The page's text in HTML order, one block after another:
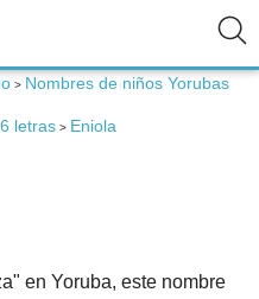
> Nombres de niños Yorubas
letras > Eniola
en Yoruba, este nombre